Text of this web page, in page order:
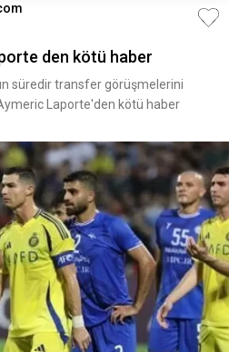
den kötü haber
süredir transfer görüşmelerini
Laporte'den kötü haber